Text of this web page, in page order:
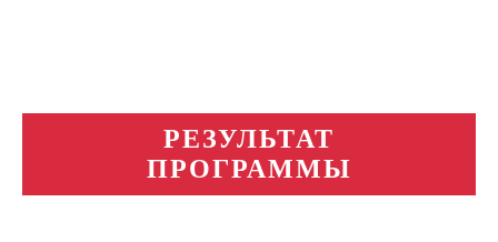
РЕЗУЛЬТАТ
ПРОГРАММЫ